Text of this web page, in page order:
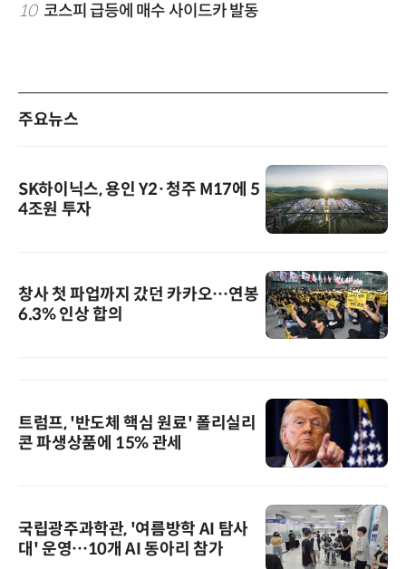
10 코스피 급등에 매수 사이드카 발동
주요뉴스
SK하이닉스, 용인 Y2·청주 M17에 5
4조원 투자
창사 첫 파업까지 갔던 카카오…연봉
6.3% 인상 합의
트럼프, '반도체 핵심 원료' 폴리실리
콘 파생상품에 15% 관세
국립광주과학관, '여름방학 AI 탐사
대' 운영…10개 AI 동아리 참가